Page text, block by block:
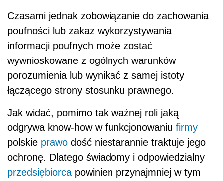
Czasami jednak zobowiązanie do zachowania
poufności lub zakaz wykorzystywania
informacji poufnych może zostać
wywnioskowane z ogólnych warunków
porozumienia lub wynikać z samej istoty
łączącego strony stosunku prawnego.
Jak widać, pomimo tak ważnej roli jaką
odgrywa know-how w funkcjonowaniu firmy
polskie prawo dość niestarannie traktuje jego
ochronę. Dlatego świadomy i odpowiedzialny
przedsiębiorca powinien przynajmniej w tym